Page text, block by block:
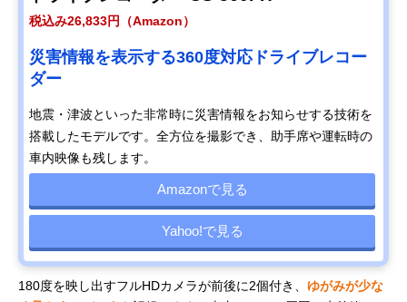
税込み26,833円（Amazon）
災害情報を表示する360度対応ドライブレコー
ダー
地震・津波といった非常時に災害情報をお知らせする技術を
搭載したモデルです。全方位を撮影でき、助手席や運転時の
車内映像も残します。
Amazonで見る
Yahoo!で見る
180度を映し出すフルHDカメラが前後に2個付き、 ゆがみが少な